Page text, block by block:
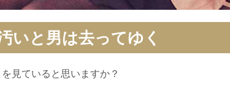
いと男は去ってゆく
見ていると思いますか？